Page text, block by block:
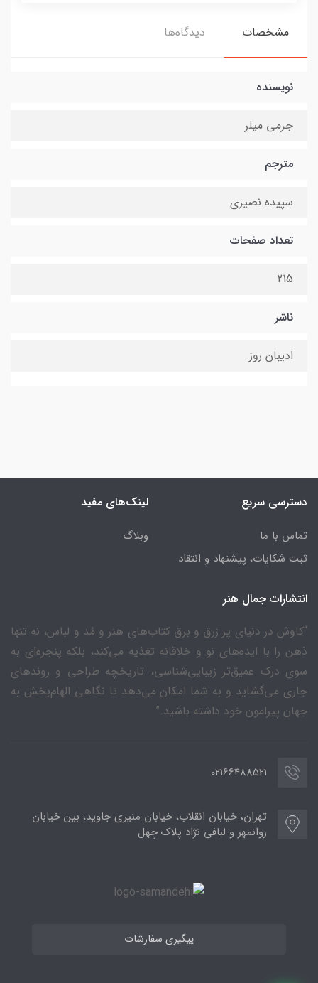
مشخصات دیدگاه‌ها
نویسنده
جرمی میلر
مترجم
سپیده نصیری
تعداد صفحات
215
ناشر
ادیبان روز
دسترسی سریع
تماس با ما
ثبت شکایات، پیشنهاد و انتقاد
لینک‌های مفید
وبلاگ
انتشارات جمال هنر
“کاوش در دنیای پر زرق و برق کتاب‌های هنر و مُد و لباس، نه تنها
ذهن را با ایده‌های نو و خلاقانه تغذیه می‌کند، بلکه پنجره‌ای به
سوی درک عمیق‌تر زیبایی‌شناسی، تاریخچه طراحی و روندهای
جاری می‌گشاید و به شما امکان می‌دهد تا نگاهی الهام‌بخش به
جهان پیرامون خود داشته باشید.”
02166488521
تهران، خیابان انقلاب، خیابان منیری جاوید، بین خیابان
روانمهر و لبافی نژاد پلاک چهل
پیگیری سفارشات